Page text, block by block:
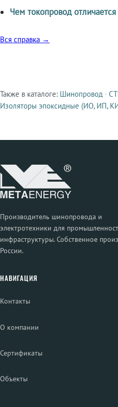
Чем токопровод
Вся справка →
Смежные продукты
Также в каталоге: Шинопровод ·
Изоляторы эпоксидные (ИО, ИП,
Производитель шинопровода и
электротехники для
инфраструктуры. Собственное
России.
НАВИГАЦИЯ
Контакты
О компании
Сертификаты
Объекты